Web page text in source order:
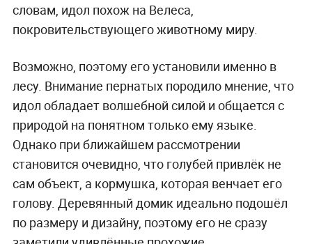
словам, идол похож на Велеса,
покровительствующего животному миру.
Возможно, поэтому его установили именно в
лесу. Внимание пернатых породило мнение, что
идол обладает волшебной силой и общается с
природой на понятном только ему языке.
Однако при ближайшем рассмотрении
становится очевидно, что голубей привлёк не
сам объект, а кормушка, которая венчает его
голову. Деревянный домик идеально подошёл
по размеру и дизайну, поэтому его не сразу